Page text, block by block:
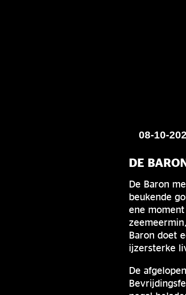
08-10-
DE
De Baron
beukende
ene
Baron doet
ijzersterke
De